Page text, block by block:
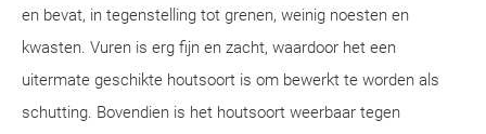
en bevat, in tegenstelling tot grenen, weinig noesten en
kwasten. Vuren is erg fijn en zacht, waardoor het een
uitermate geschikte houtsoort is om bewerkt te worden als
schutting. Bovendien is het houtsoort weerbaar tegen